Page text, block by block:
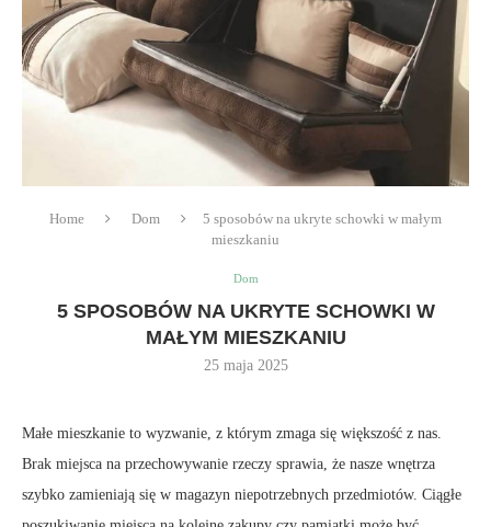
Home Dom
5 sposobów na ukryte schowki w małym
mieszkaniu
Dom
5 SPOSOBÓW NA UKRYTE SCHOWKI W
MAŁYM MIESZKANIU
25 maja 2025
Małe mieszkanie to wyzwanie, z którym zmaga się większość z nas.
Brak miejsca na przechowywanie rzeczy sprawia, że nasze wnętrza
szybko zamieniają się w magazyn niepotrzebnych przedmiotów. Ciągłe